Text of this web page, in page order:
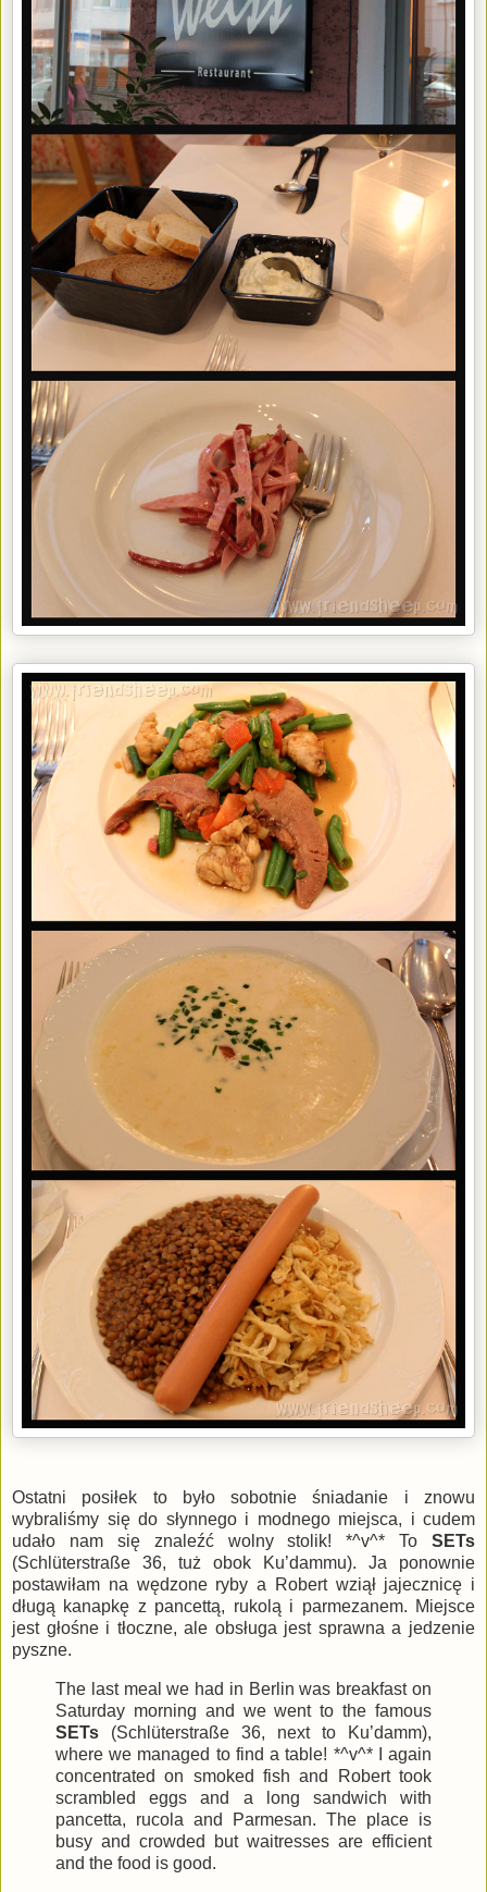
Ostatni posiłek to było sobotnie śniadanie i znowu
wybraliśmy się do słynnego i modnego miejsca, i cudem
udało nam się znaleźć wolny stolik! *^v^* To SETs
(Schlüterstraße 36, tuż obok Ku’dammu). Ja ponownie
postawiłam na wędzone ryby a Robert wziął jajecznicę i
długą kanapkę z pancettą, rukolą i parmezanem. Miejsce
jest głośne i tłoczne, ale obsługa jest sprawna a jedzenie
pyszne.
The last meal we had in Berlin was breakfast on
Saturday morning and we went to the famous
SETs (Schlüterstraße 36, next to Ku’damm),
where we managed to find a table! *^v^* I again
concentrated on smoked fish and Robert took
scrambled eggs and a long sandwich with
pancetta, rucola and Parmesan. The place is
busy and crowded but waitresses are efficient
and the food is good.